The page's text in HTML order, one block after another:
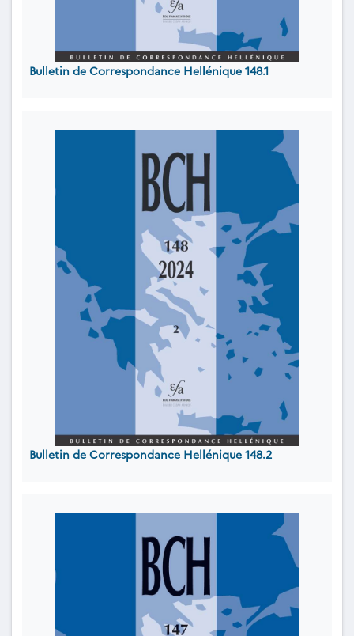
Bulletin de Correspondance Hellénique 148.1
Bulletin de Correspondance Hellénique 148.2